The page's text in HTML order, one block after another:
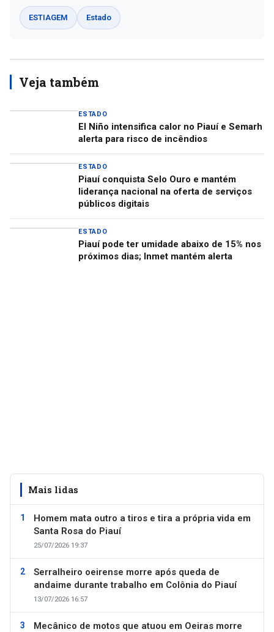
ESTIAGEM Estado
Veja também
ESTADO
El Niño intensifica calor no Piauí e Semarh
alerta para risco de incêndios
ESTADO
Piauí conquista Selo Ouro e mantém
liderança nacional na oferta de serviços
públicos digitais
ESTADO
Piauí pode ter umidade abaixo de 15% nos
próximos dias; Inmet mantém alerta
Mais lidas
Homem mata outro a tiros e tira a própria vida em
Santa Rosa do Piauí
25/07/2026 19:37
Serralheiro oeirense morre após queda de
andaime durante trabalho em Colônia do Piauí
13/07/2026 16:57
Mecânico de motos que atuou em Oeiras morre